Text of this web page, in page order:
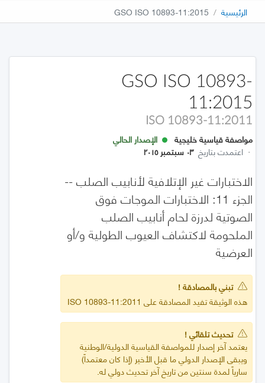
الرئيسية GSO ISO 10893-11:2015
GSO ISO 10893-
11:2015
ISO 10893-11:2011
مواصفة قياسية خليجية
الإصدار الحالي
· اعتمدت بتاريخ ٠٣ سبتمبر ٢٠١٥
الاختبارات غير الإتلافية لأنابيب الصلب --
الجزء 11: الاختبارات الموجات فوق
الصوتية لدرزة لحام أنابيب الصلب
الملحومة لاكتشاف العيوب الطولية و/أو
العرضية
تبني بالمصادقة !
هذه الوثيقة تفيد المصادقة على ISO 10893-11:2011
تحديث تلقائي !
يعتمد آخر إصدار للمواصفة القياسية الدولية/الوطنية
ويبقى الإصدار الدولي ما قبل الأخير (إذا كان معتمداً)
سارياً لمدة سنتين من تاريخ آخر تحديث دولي له.